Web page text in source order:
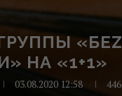
НА «1+1»
03.08.2020 12:58